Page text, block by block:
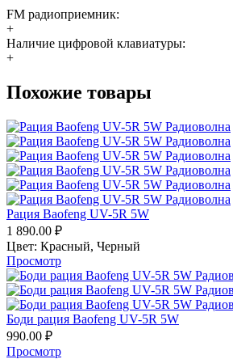
FM радиоприемник:
+
Наличие цифровой клавиатуры:
+
Похожие товары
Рация Baofeng UV-5R 5W
1 890.00 ₽
Цвет: Красный, Черный
Просмотр
Боди рация Baofeng UV-5R 5W
990.00 ₽
Просмотр